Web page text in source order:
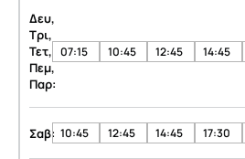
Δευ,
Τρι,
Τετ,
Πεμ,
Παρ:
07:15 10:45 12:45 14:45
Σαβ: 10:45 12:45 14:45 17:30